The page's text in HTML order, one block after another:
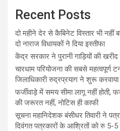
Recent Posts
दो महीने देर से कैबिनेट विस्तार भी नहीं
दो नाराज विधायकों ने दिया इस्तीफा
केंद्र सरकार ने पुरानी गाड़ियों की
चारधाम परियोजना की सबसे महत्वपूर्ण
जिलाधिकारी रुद्रप्रयाग ने शुरू
फर्जीवाड़े में समय सीमा लागू नहीं होती,
की जरूरत नहीं, नोटिस ही काफी
सूचना महानिदेशक बंसीधर तिवारी ने
दिवंगत पत्रकारों के आश्रितों को रु 5-